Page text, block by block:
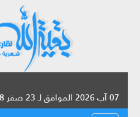
07 آب 2026 الموافق لـ 23 صفر 1448